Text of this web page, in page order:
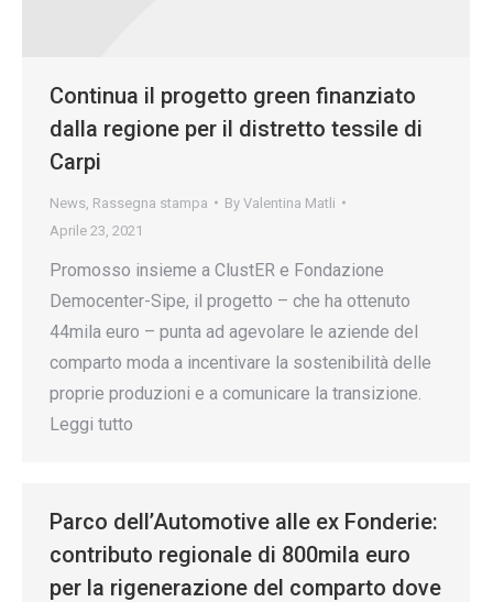
Continua il progetto green finanziato
dalla regione per il distretto tessile di
Carpi
News Rassegna stampa By Valentina Matli
Aprile 23, 2021
Promosso insieme a ClustER e Fondazione
Democenter-Sipe, il progetto – che ha ottenuto
44mila euro – punta ad agevolare le aziende del
comparto moda a incentivare la sostenibilità delle
proprie produzioni e a comunicare la transizione.
Leggi tutto
Parco dell’Automotive alle ex Fonderie:
contributo regionale di 800mila euro
per la rigenerazione del comparto dove